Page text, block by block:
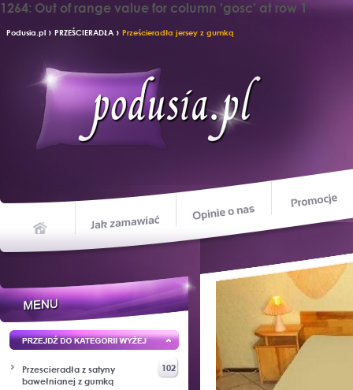
1264: Out of range value for column 'gosc' at row 1
Podusia.pl › PRZEŚCIERADŁA › Prześcieradła jersey z gumką
Jak zamawiać
Opinie o nas
Przescieradła z satyny
bawełnianej z gumką
102